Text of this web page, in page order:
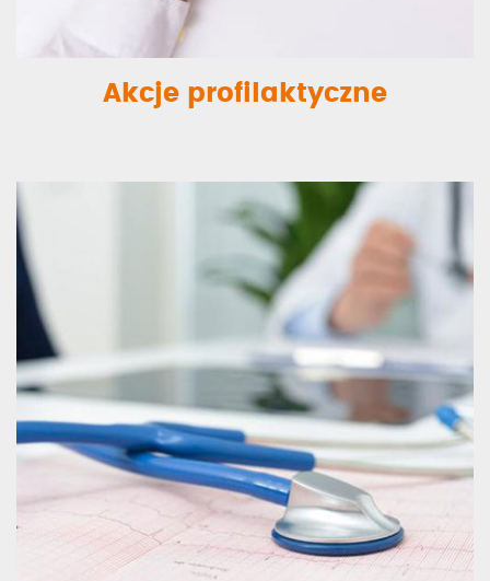
Akcje profilaktyczne